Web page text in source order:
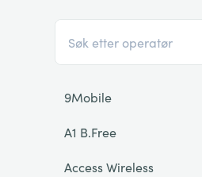
9Mobile
A1 B.Free
Access Wireless